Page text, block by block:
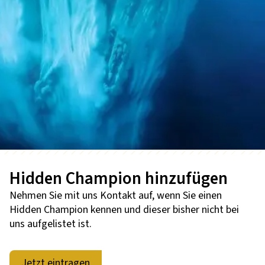
Hidden Champion hinzufügen
Nehmen Sie mit uns Kontakt auf, wenn Sie einen
Hidden Champion kennen und dieser bisher nicht bei
uns aufgelistet ist.